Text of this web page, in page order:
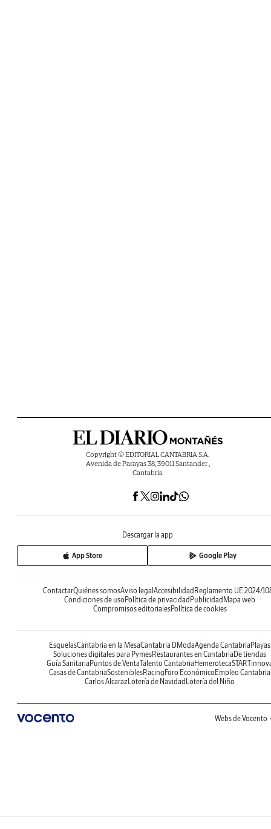
Copyright © EDITORIAL CANTABRIA S.A.
Avenida de Parayas 38, 39011 Santander ,
Cantabria
Descargar la app
App Store Google Play
ContactarQuiénes somosAviso legalAccesibilidadReglamento UE 2024/
Condiciones de usoPolítica de privacidadPublicidadMapa web
Compromisos editorialesPolítica de cookies
EsquelasCantabria en la MesaCantabria DModaAgenda CantabriaPlayas
Soluciones digitales para PymesRestaurantes en CantabriaDe tiendas
Guía SanitariaPuntos de VentaTalento CantabriaHemeroteca
Casas de CantabriaSosteniblesRacingForo EconómicoEmpleo Cantabria
Carlos AlcarazLotería de NavidadLotería del Niño
Webs de Vocento